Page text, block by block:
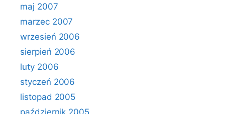
maj 2007
marzec 2007
wrzesień 2006
sierpień 2006
luty 2006
styczeń 2006
listopad 2005
październik 2005